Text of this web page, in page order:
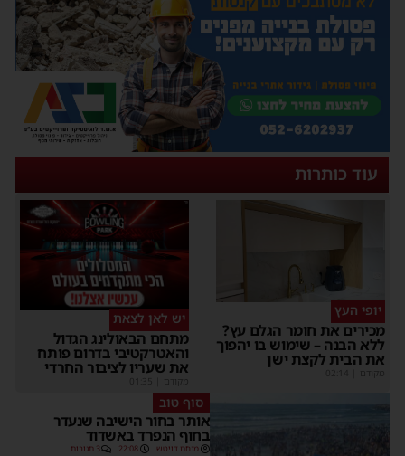
עוד כותרות
יופי העץ
מכירים את חומר הגלם עץ?
ללא הבנה – שימוש בו יהפוך
את הבית לקצת ישן
מקודם
יש לאן לצאת
מתחם הבאולינג הגדול
והאטרקטיבי בדרום פותח
את שעריו לציבור החרדי
מקודם
סוף טוב
אותר בחור הישיבה שנעדר
בחוף הנפרד באשדוד
מנחם דויטש 22:08 3 תגובות